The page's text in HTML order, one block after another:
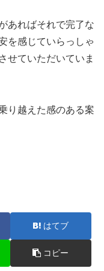
あればそれで完了な
を感じていらっしゃ
せていただいていま
り越えた感のある案
はてブ
コピー